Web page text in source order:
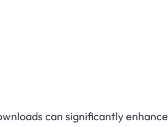
can significantly enhance